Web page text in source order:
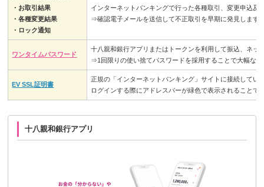
・お取引結果
・各種変更結果
・ロック通知
インターネットバンキングで行った各種取引、変更申込
⇒確認電子メールを送信して不正取引を早期に発見します
ワンタイムパスワード
十八親和銀行アプリまたはトークンを利用して振込、ネッ
⇒1回限りの使い捨てパスワードを採用することで大幅な
EV SSL証明書
正規の「インターネットバンキング」サイトに接続してい
ログインする際にアドレスバーが緑色で表示されること
十八親和銀行アプリ